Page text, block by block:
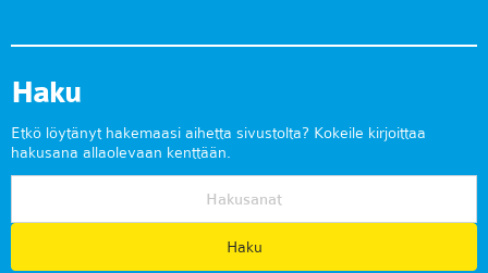
Haku
Etkö löytänyt hakemaasi aihetta sivustolta? Kokeile kirjoittaa
hakusana allaolevaan kenttään.